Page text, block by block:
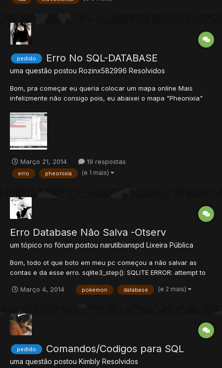
pedido Erro No SQL-DATABASE
uma questão postou Rozinx582996 Resolvidos
Bom, pra começar eu queria colocar um mapa online Mais
infelizmente não consigo pois, eu abaixei o mapa "Pheonixia"
para abrir da um erro no 'SQL-DATABASE" eu andei olhando os
posts, que a galera coloco ai pra tenta ajuda as pessoas que
tav...
Março 21, 2014 19 respostas
erro pheonixia (e 1 mais)
Erro Database Não Salva -Otserv
um tópico no fórum postou narutibianspd Lixeira Pública
Bom, todo ot que boto em meu pc começou a não salvar as
contas e da esse erro. sqlite3_step(): SQLITE ERROR: attempt to
mesmo tendo a acc e password diz que está errado . Ajuda?
Março 4, 2014 pokemon database (e 2 mais)
pedido Comandos/Codigos para SQL
uma questão postou Kimbly Resolvidos